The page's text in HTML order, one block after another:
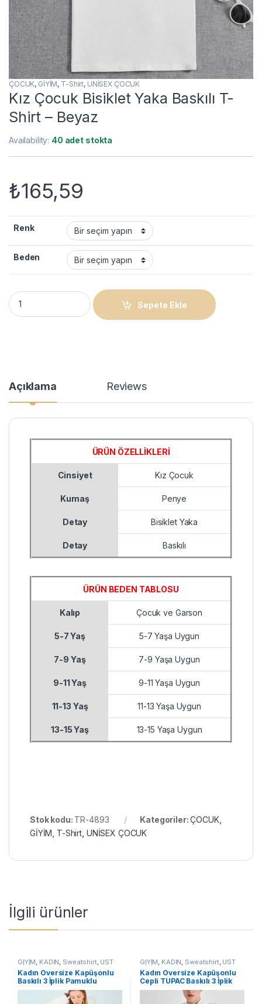
ÇOCUK, GİYİM, T-Shirt, UNİSEX ÇOCUK
Kız Çocuk Bisiklet Yaka Baskılı T-
Shirt – Beyaz
Availability: 40 adet stokta
₺165,59
Renk
Beden
Kız Çocuk Bisiklet Yaka Baskılı T-Shirt - Beyaz quantity
Sepete Ekle
Açıklama Reviews
ÜRÜN ÖZELLİKLERİ
Cinsiyet Kız Çocuk
Kumaş Penye
Detay Bisiklet Yaka
Detay Baskılı
ÜRÜN BEDEN TABLOSU
Kalıp Çocuk ve Garson
5-7 Yaş 5-7 Yaşa Uygun
7-9 Yaş 7-9 Yaşa Uygun
9-11 Yaş 9-11 Yaşa Uygun
11-13 Yaş 11-13 Yaşa Uygun
13-15 Yaş 13-15 Yaşa Uygun
Stok kodu: TR-4893 Kategoriler:ÇOCUK,
GİYİM T-Shirt UNİSEX ÇOCUK
İlgili ürünler
GİYİM KADIN Sweatshirt, ÜST
GİYİM
Kadın Oversize Kapüşonlu
Baskılı 3 İplik Pamuklu
Hoodie Sweatshirt – B
GİYİM KADIN Sweatshirt, ÜST
GİYİM
Kadın Oversize Kapüşonlu
Cepli TUPAC Baskılı 3 İplik
Pamuklu Hoodie Sweatshirt –